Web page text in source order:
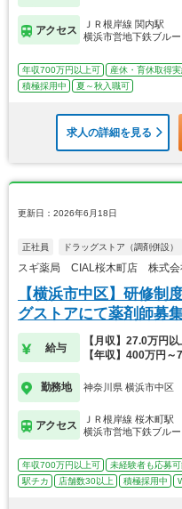
アクセス
ＪＲ根岸線 関内駅
横浜市営地下鉄ブル
年収700万円以上可 産休・育休取得実
積極採用中
夏～秋入職可
求人の詳細を見る
更新日：2026年6月18日
正社員 ドラッグストア（調剤併設）
スギ薬局 CIAL桜木町店 株式会
【横浜市中区】研修制
グストアにて薬剤師募集
給与
【月収】27.0万円以
【年収】400万円
勤務地 神奈川県 横浜市中区
アクセス
ＪＲ根岸線 桜木町駅
横浜市営地下鉄ブル
年収700万円以上可 未経験者も応募
駅チカ
店舗数30以上 積極採用中